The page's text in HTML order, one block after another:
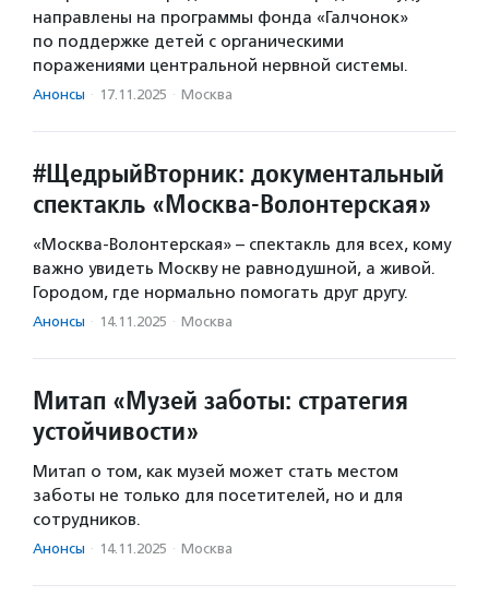
направлены на программы фонда «Галчонок»
по поддержке детей с органическими
поражениями центральной нервной системы.
Анонсы · 17.11.2025 · Москва
#ЩедрыйВторник: документальный
спектакль «Москва-Волонтерская»
«Москва-Волонтерская» – спектакль для всех, кому
важно увидеть Москву не равнодушной, а живой.
Городом, где нормально помогать друг другу.
Анонсы · 14.11.2025 · Москва
Митап «Музей заботы: стратегия
устойчивости»
Митап о том, как музей может стать местом
заботы не только для посетителей, но и для
сотрудников.
Анонсы · 14.11.2025 · Москва